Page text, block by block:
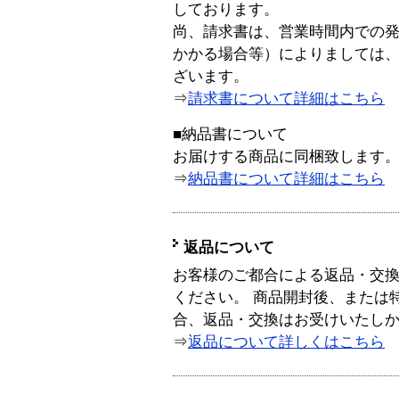
しております。
尚、請求書は、営業時間内での
かかる場合等）によりましては
ざいます。
⇒請求書について詳細はこちら
■納品書について
お届けする商品に同梱致します。
⇒納品書について詳細はこちら
返品について
お客様のご都合による返品・交
ください。 商品開封後、または
合、返品・交換はお受けいたし
⇒返品について詳しくはこちら